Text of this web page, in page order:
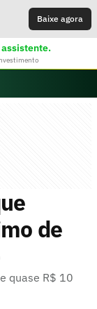
Baixe agora
assistente.
de
quase R$ 10